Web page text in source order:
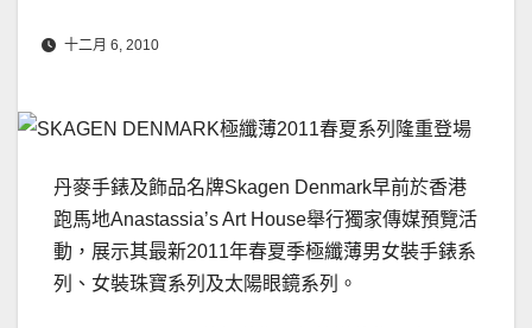
十二月 6, 2010
丹麥手錶及飾品名牌Skagen Denmark早前於香港
跑馬地Anastassia’s Art House舉行獨家傳媒預覽活
動，展示其最新2011年春夏季極纖薄男女裝手錶系
列、女裝珠寶系列及太陽眼鏡系列。